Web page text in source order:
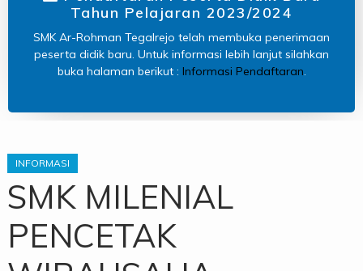
Tahun Pelajaran 2023/2024
SMK Ar-Rohman Tegalrejo telah membuka penerimaan
peserta didik baru. Untuk informasi lebih lanjut silahkan
buka halaman berikut : Informasi Pendaftaran
INFORMASI
SMK MILENIAL
PENCETAK